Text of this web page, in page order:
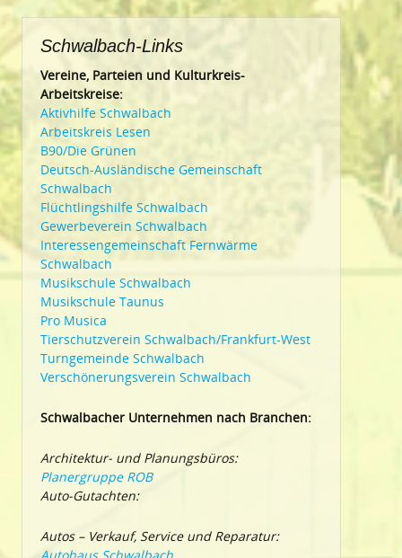
Schwalbach-Links
Vereine, Parteien und Kulturkreis-
Arbeitskreise:
Aktivhilfe Schwalbach
Arbeitskreis Lesen
B90/Die Grünen
Deutsch-Ausländische Gemeinschaft
Schwalbach
Flüchtlingshilfe Schwalbach
Gewerbeverein Schwalbach
Interessengemeinschaft Fernwärme
Schwalbach
Musikschule Schwalbach
Musikschule Taunus
Pro Musica
Tierschutzverein Schwalbach/Frankfurt-West
Turngemeinde Schwalbach
Verschönerungsverein Schwalbach
Schwalbacher Unternehmen nach Branchen:
Architektur- und Planungsbüros:
Planergruppe ROB
Auto-Gutachten:
Autos – Verkauf, Service und Reparatur: